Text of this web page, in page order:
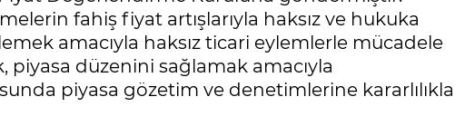
fahiş fiyat artışlarıyla haksız ve hukuka
amacıyla haksız ticari eylemlerle mücadele
düzenini sağlamak amacıyla
piyasa gözetim ve denetimlerine kararlılıkla